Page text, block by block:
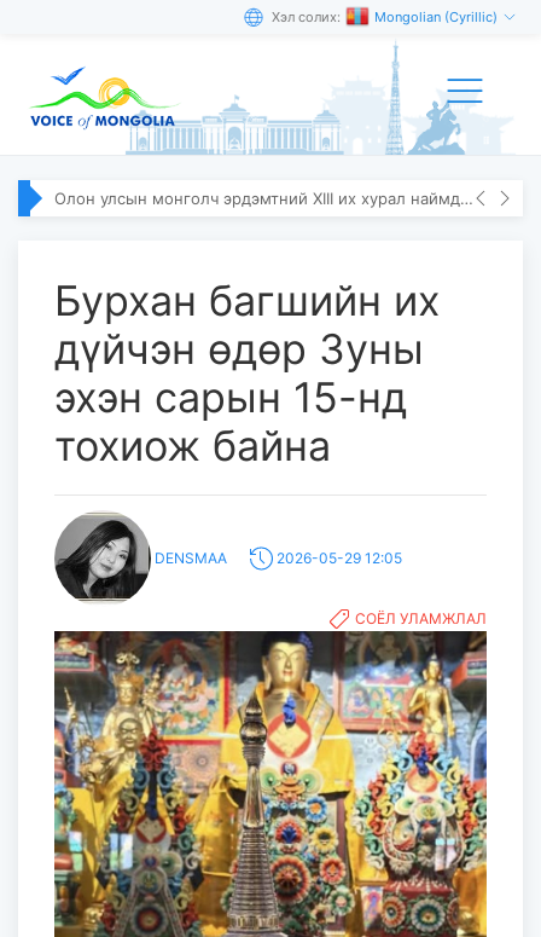
Хэл солих: Mongolian (Cyrillic)
Олон улсын монголч эрдэмтний XIII их хурал наймдугаар сарын 10–13-ны өдөр болно
Бурхан багшийн их
дүйчэн өдөр Зуны
эхэн сарын 15-нд
тохиож байна
DENSMAA 2026-05-29 12:05
СОЁЛ УЛАМЖЛАЛ